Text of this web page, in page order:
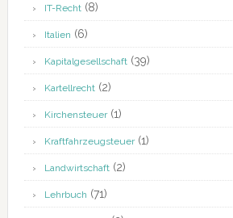
IT-Recht(8)
Italien (6)
Kapitalgesellschaft(39)
Kartellrecht(2)
Kirchensteuer(1)
Kraftfahrzeugsteuer(1)
Landwirtschaft(2)
Lehrbuch (71)